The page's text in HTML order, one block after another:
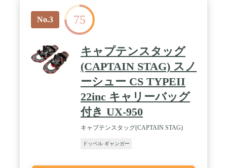
などを目的として予告なしに仕様を変更する場合が
あります。 / 製品につきましては細心の品質管理を
行っておりますが、万一製品に不具合・不足部品等
がございましたら、取扱説明書に記載のメーカーサ
ポート窓口までお問い合わせ下さい。
No.3 75
キャプテンスタッグ
(CAPTAIN STAG) スノ
ーシュー CS TYPEII
22inc キャリーバッグ
付き UX-950
キャプテンスタッグ(CAPTAIN STAG)
ドッペル ギャンガー